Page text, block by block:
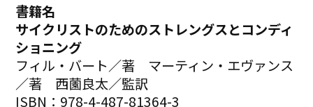
書籍名
サイクリストのためのストレングスとコンディ
ショニング
フィル・バート／著 マーティン・エヴァンス
／著 西薗良太／監訳
ISBN：978-4-487-81364-3